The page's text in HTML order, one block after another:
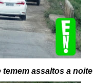
assaltos a noite